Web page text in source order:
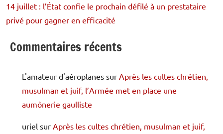
14 juillet : l’État confie le prochain défilé à un prestataire
privé pour gagner en efficacité
Commentaires récents
L'amateur d'aéroplanes sur Après les cultes chrétien,
musulman et juif, l’Armée met en place une
aumônerie gaulliste
uriel sur Après les cultes chrétien, musulman et juif,